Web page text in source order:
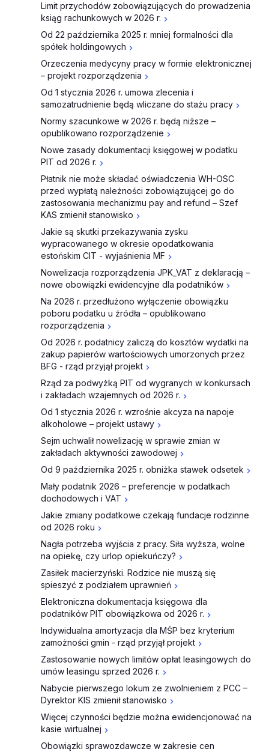
Limit przychodów zobowiązujących do prowadzenia
ksiąg rachunkowych w 2026 r.
Od 22 października 2025 r. mniej formalności dla
spółek holdingowych
Orzeczenia medycyny pracy w formie elektronicznej
– projekt rozporządzenia
Od 1 stycznia 2026 r. umowa zlecenia i
samozatrudnienie będą wliczane do stażu pracy
Normy szacunkowe w 2026 r. będą niższe –
opublikowano rozporządzenie
Nowe zasady dokumentacji księgowej w podatku
PIT od 2026 r.
Płatnik nie może składać oświadczenia WH-OSC
przed wypłatą należności zobowiązującej go do
zastosowania mechanizmu pay and refund – Szef
KAS zmienił stanowisko
Jakie są skutki przekazywania zysku
wypracowanego w okresie opodatkowania
estońskim CIT - wyjaśnienia MF
Nowelizacja rozporządzenia JPK_VAT z deklaracją –
nowe obowiązki ewidencyjne dla podatników
Na 2026 r. przedłużono wyłączenie obowiązku
poboru podatku u źródła – opublikowano
rozporządzenia
Od 2026 r. podatnicy zaliczą do kosztów wydatki na
zakup papierów wartościowych umorzonych przez
BFG - rząd przyjął projekt
Rząd za podwyżką PIT od wygranych w konkursach
i zakładach wzajemnych od 2026 r.
Od 1 stycznia 2026 r. wzrośnie akcyza na napoje
alkoholowe – projekt ustawy
Sejm uchwalił nowelizację w sprawie zmian w
zakładach aktywności zawodowej
Od 9 października 2025 r. obniżka stawek odsetek
Mały podatnik 2026 – preferencje w podatkach
dochodowych i VAT
Jakie zmiany podatkowe czekają fundacje rodzinne
od 2026 roku
Nagła potrzeba wyjścia z pracy. Siła wyższa, wolne
na opiekę, czy urlop opiekuńczy?
Zasiłek macierzyński. Rodzice nie muszą się
spieszyć z podziałem uprawnień
Elektroniczna dokumentacja księgowa dla
podatników PIT obowiązkowa od 2026 r.
Indywidualna amortyzacja dla MŚP bez kryterium
zamożności gmin - rząd przyjął projekt
Zastosowanie nowych limitów opłat leasingowych do
umów leasingu sprzed 2026 r.
Nabycie pierwszego lokum ze zwolnieniem z PCC –
Dyrektor KIS zmienił stanowisko
Więcej czynności będzie można ewidencjonować na
kasie wirtualnej
Obowiązki sprawozdawcze w zakresie cen